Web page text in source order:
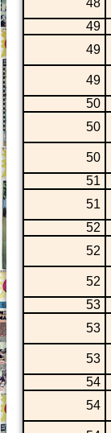
49
49
49
50
50
50
51
51
52
52
52
53
53
53
54
54